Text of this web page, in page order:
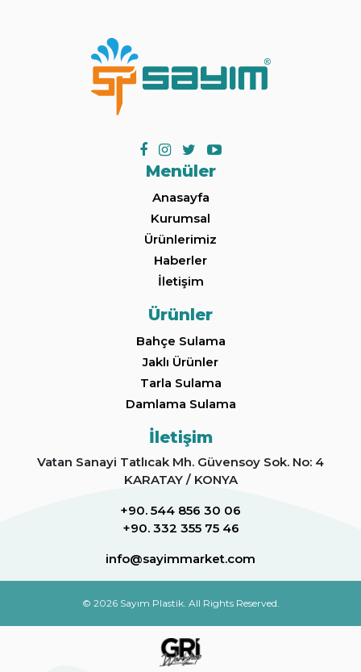
Menüler
Anasayfa
Kurumsal
Ürünlerimiz
Haberler
İletişim
Ürünler
Bahçe Sulama
Jaklı Ürünler
Tarla Sulama
Damlama Sulama
İletişim
Vatan Sanayi Tatlıcak Mh. Güvensoy Sok. No: 4
KARATAY / KONYA
+90. 544 856 30 06
+90. 332 355 75 46
info@sayimmarket.com
© 2026 Sayım Plastik. All Rights Reserved.